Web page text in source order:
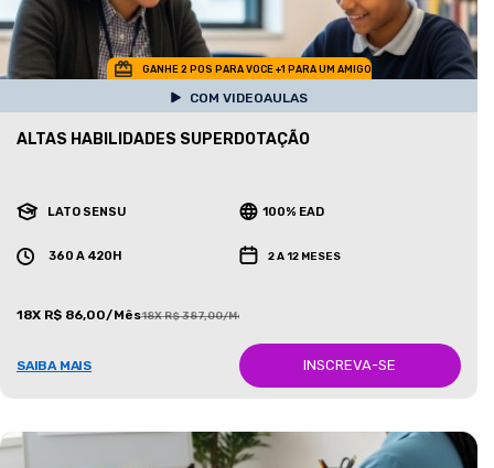
GANHE 2 POS PARA VOCE +1 PARA UM AMIGO
COM VIDEOAULAS
ALTAS HABILIDADES SUPERDOTAÇÃO
LATO SENSU 100% EAD
360 A 420H 2 A 12 MESES
18X R$ 86,00/Mês18X R$ 387,00/Mês
SAIBA MAIS INSCREVA-SE